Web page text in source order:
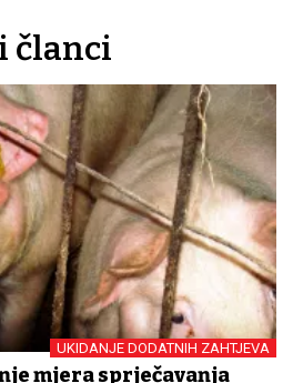
članci
UKIDANJE DODATNIH ZAHTJEVA
mjera sprječavanja